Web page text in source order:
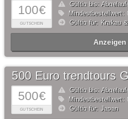
100€
GUTSCHEIN
Gültig bis:
Mindestbestellwert:
Gültig für: Krakau
Anzeigen
500€
GUTSCHEIN
500 Euro trendtours
Gültig bis:
Mindestbestellwert:
Gültig für: Japan